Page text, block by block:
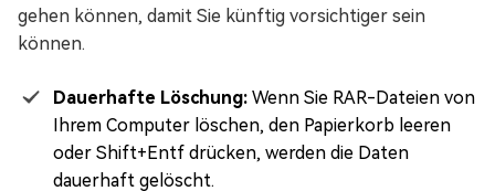
gehen können, damit Sie künftig vorsichtiger sein
können.
Dauerhafte Löschung: Wenn Sie RAR-Dateien von
Ihrem Computer löschen, den Papierkorb leeren
oder Shift+Entf drücken, werden die Daten
dauerhaft gelöscht.